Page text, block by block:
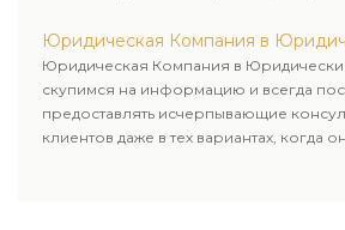
пользовались юридическими
Юридическая Компания в
Юридическая Компания в
скупимся на информацию и всегда
предоставлять исчерпывающие
клиентов даже в тех вариантах, когда
пользовались юридическими